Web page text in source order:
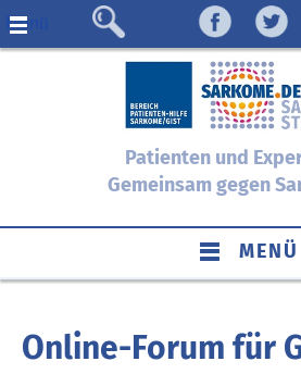
Menü
Patienten und
Gemeinsam gegen
MENÜ
Online-Forum für